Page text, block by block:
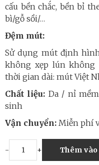
cấu bền chắc, bền bỉ
bì/gỗ sồi/…
Đệm mút:
Sử dụng mút định
không xẹp lún không
thời gian dài: mút Việt
Chất liệu: Da / nỉ
sinh
Vận chuyển: Miễn phí
- + Thêm